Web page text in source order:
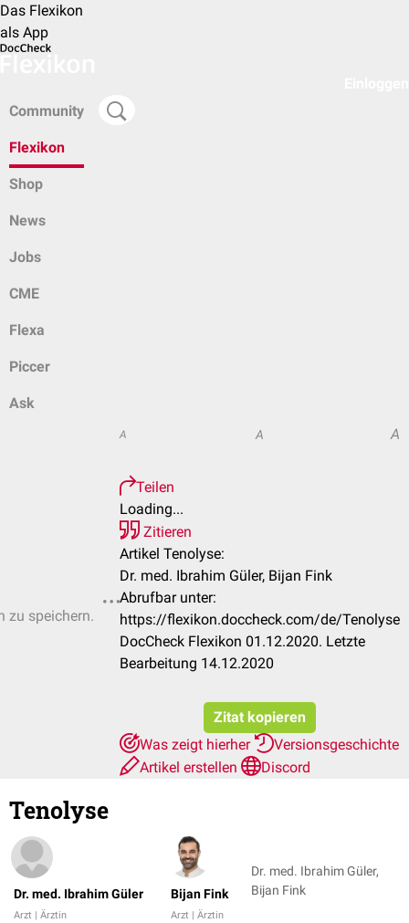
Das Flexikon
als App
Community
Flexikon
Shop
News
Jobs
CME
Flexa
Piccer
Ask
zu speichern.
A A A
Teilen
Loading...
Zitieren
Artikel Tenolyse:
Dr. med. Ibrahim Güler, Bijan Fink
Abrufbar unter:
https://flexikon.doccheck.com/de/Tenolyse
DocCheck Flexikon 01.12.2020. Letzte
Bearbeitung 14.12.2020
Zitat kopieren
Was zeigt hierher
Versionsgeschichte
Artikel erstellen
Discord
Tenolyse
Dr. med. Ibrahim Güler
Arzt | Ärztin
Bijan Fink
Arzt | Ärztin
Dr. med. Ibrahim Güler,
Bijan Fink